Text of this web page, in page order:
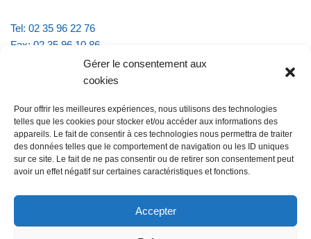
Gérer le consentement aux
cookies
Pour offrir les meilleures expériences, nous utilisons des technologies
telles que les cookies pour stocker et/ou accéder aux informations des
appareils. Le fait de consentir à ces technologies nous permettra de traiter
des données telles que le comportement de navigation ou les ID uniques
sur ce site. Le fait de ne pas consentir ou de retirer son consentement peut
avoir un effet négatif sur certaines caractéristiques et fonctions.
Accepter
Tel: 02 35 96 22 76
Fax: 02 35 96 10 86
Email : mairie.vattevillelarue@wanadoo.fr
lundi et jeudi de 9h à 11h30
mardi et vendredi de 16h à 18h30